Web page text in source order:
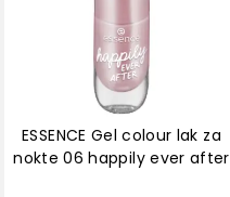
ESSENCE Gel colour lak za
nokte 06 happily ever after